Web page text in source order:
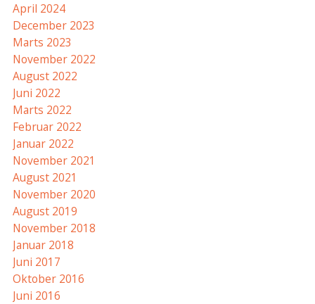
April 2024
December 2023
Marts 2023
November 2022
August 2022
Juni 2022
Marts 2022
Februar 2022
Januar 2022
November 2021
August 2021
November 2020
August 2019
November 2018
Januar 2018
Juni 2017
Oktober 2016
Juni 2016